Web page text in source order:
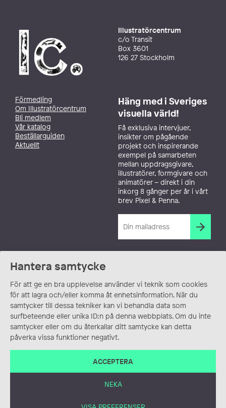
Hantera samtycke
För att ge en bra upplevelse använder vi teknik som cookies
för att lagra och/eller komma åt enhetsinformation. När du
samtycker till dessa tekniker kan vi behandla data som
surfbeteende eller unika ID:n på denna webbplats. Om du inte
samtycker eller om du återkallar ditt samtycke kan detta
påverka vissa funktioner negativt.
ACCEPTERA
NEKA
Illustratörcentrum
c/o Transit
Box 3601
126 27 Stockholm
Förmedling
Om Illustratörcentrum
Bli medlem
Vår katalog
Beställarguiden
Aktuellt
Häng med i Sveriges
visuella värld!
Få exklusiva intervjuer,
insikter om pågående
projekt och inspirerande
exempel på samarbeten
mellan uppdragsgivare,
illustratörer, formgivare och
animatörer – direkt i din
inkorg 8 gånger per år i vårt
brev Pixel & Penna.